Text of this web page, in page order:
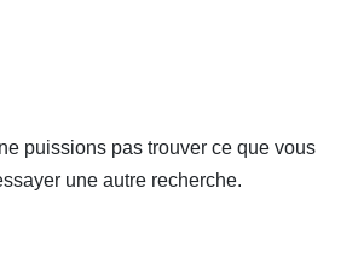
puissions pas trouver ce que vous
une autre recherche.